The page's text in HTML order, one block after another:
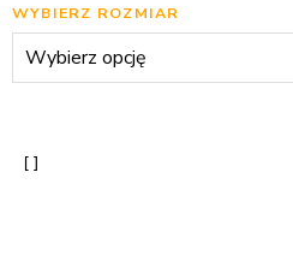
WYBIERZ ROZMIAR